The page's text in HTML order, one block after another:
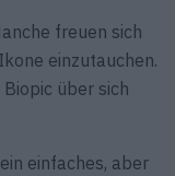
freuen sich
einzutauchen.
über sich
einfaches, aber